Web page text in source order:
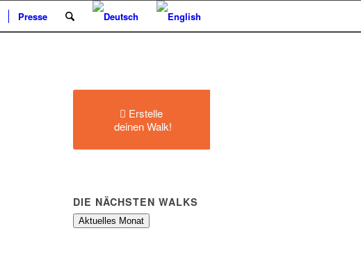
Presse
Erstelle
deinen Walk!
DIE NÄCHSTEN WALKS
Aktuelles Monat